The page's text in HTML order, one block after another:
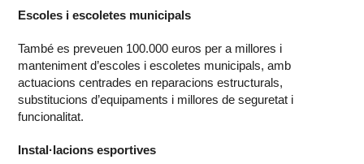
Escoles i escoletes municipals
També es preveuen 100.000 euros per a millores i
manteniment d’escoles i escoletes municipals, amb
actuacions centrades en reparacions estructurals,
substitucions d’equipaments i millores de seguretat i
funcionalitat.
Instal·lacions esportives